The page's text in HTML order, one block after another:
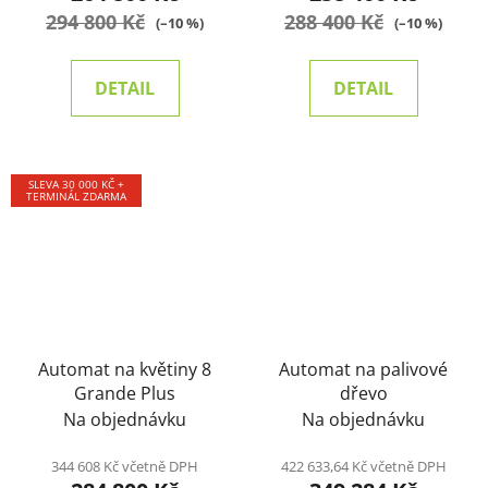
294 800 Kč (–10 %)
DETAIL
288 400 Kč (–10 %)
DETAIL
SLEVA 30 000 KČ +
TERMINÁL ZDARMA
Automat na květiny 8
Grande Plus
Na objednávku
344 608 Kč včetně DPH
Automat na palivové
dřevo
Na objednávku
422 633,64 Kč včetně DPH